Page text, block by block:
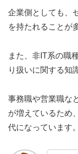
企業側としても、
を持たれることが
また、非IT系の職
り扱いに関する知
事務職や営業職な
が増えているため
代になっています。